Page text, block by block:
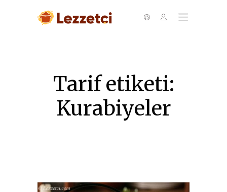
Tarif etiketi:
Kurabiyeler